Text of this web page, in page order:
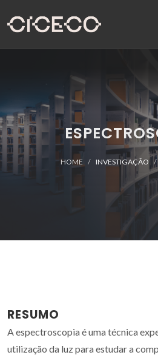
HOME INVESTIGAÇÃO
RESUMO
A espectroscopia é uma técnica
utilização da luz para estudar a